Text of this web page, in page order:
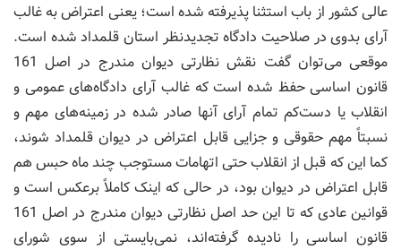
عالی کشور از باب استثنا پذیرفته شده است؛ یعنی اعتراض به غالب
آرای بدوی در صلاحیت دادگاه تجدیدنظر استان قلمداد شده است.
موقعی می‌توان گفت نقش نظارتی دیوان مندرج در اصل 161
قانون اساسی حفظ شده است که غالب آرای دادگاه‌های عمومی و
انقلاب یا دست‌کم تمام آرای آنها صادر شده در زمینه‌های مهم و
نسبتاً مهم حقوقی و جزایی قابل اعتراض در دیوان قلمداد شوند،
کما این که قبل از انقلاب حتی اتهامات مستوجب چند ماه حبس هم
قابل اعتراض در دیوان بود، در حالی که اینک کاملاً برعکس است و
قوانین عادی که تا این حد اصل نظارتی دیوان مندرج در اصل 161
قانون اساسی را نادیده گرفته‌اند، نمی‌بایستی از سوی شورای